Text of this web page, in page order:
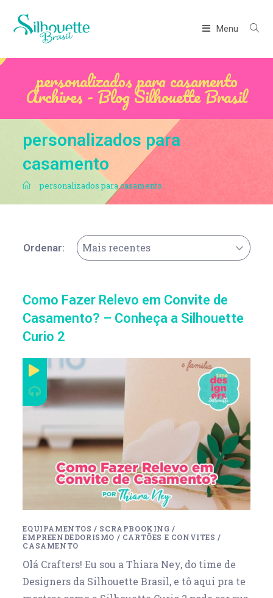
Menu
personalizados para casamento
Archives - Blog Silhouette Brasil
personalizados para
casamento
. personalizados para casamento
Ordenar: Mais recentes
Como Fazer Relevo em Convite de
Casamento? – Conheça a Silhouette
Curio 2
EQUIPAMENTOS / SCRAPBOOKING /
EMPREENDEDORISMO / CARTÕES E CONVITES /
CASAMENTO
Olá Crafters! Eu sou a Thiara Ney, do time de
Designers da Silhouette Brasil, e tô aqui pra te